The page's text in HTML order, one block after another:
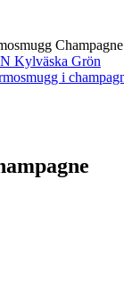
Champagne
Kylväska Grön